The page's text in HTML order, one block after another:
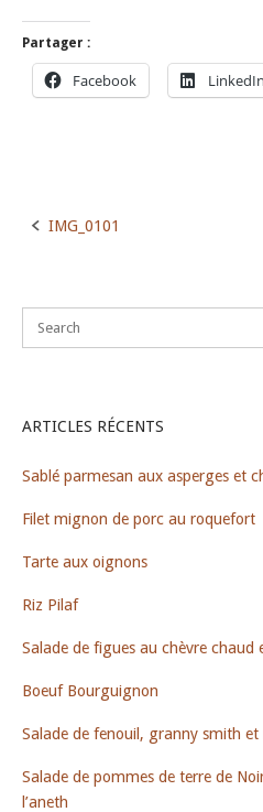
Partager :
Facebook LinkedIn
Post
IMG_0101
ARTICLES RÉCENTS
Sablé parmesan aux asperges et
Filet mignon de porc au roquefort
Tarte aux oignons
Riz Pilaf
Salade de figues au chèvre
Boeuf Bourguignon
Salade de fenouil, granny smith et
Salade de pommes de terre de
l’aneth